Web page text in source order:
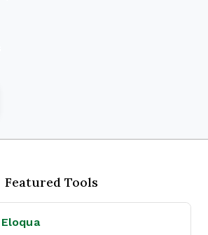
Featured Tools
Eloqua